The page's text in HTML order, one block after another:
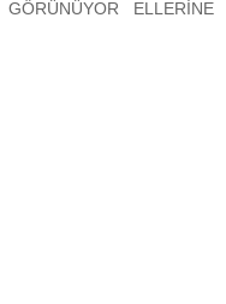
ELLERİNE